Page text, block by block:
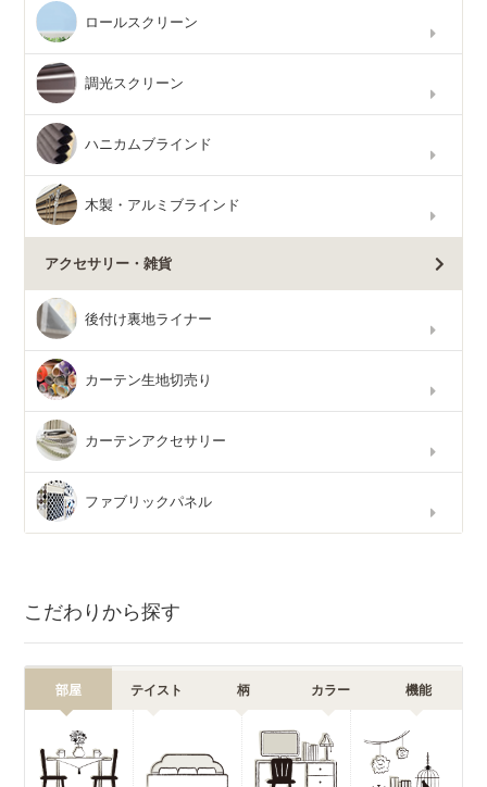
ロールスクリーン
調光スクリーン
ハニカムブラインド
木製・アルミブラインド
アクセサリー・雑貨
後付け裏地ライナー
カーテン生地切売り
カーテンアクセサリー
ファブリックパネル
こだわりから探す
部屋 テイスト 柄 カラー 機能